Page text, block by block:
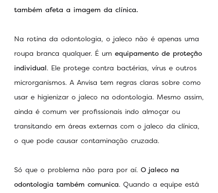
também afeta a imagem da clínica.
Na rotina da odontologia, o jaleco não é apenas uma
roupa branca qualquer. É um equipamento de proteção
individual. Ele protege contra bactérias, vírus e outros
microrganismos. A Anvisa tem regras claras sobre como
usar e higienizar o jaleco na odontologia. Mesmo assim,
ainda é comum ver profissionais indo almoçar ou
transitando em áreas externas com o jaleco da clínica,
o que pode causar contaminação cruzada.
Só que o problema não para por aí. O jaleco na
odontologia também comunica. Quando a equipe está